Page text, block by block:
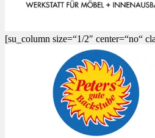
[su_column size=“1/2″ center=“no“